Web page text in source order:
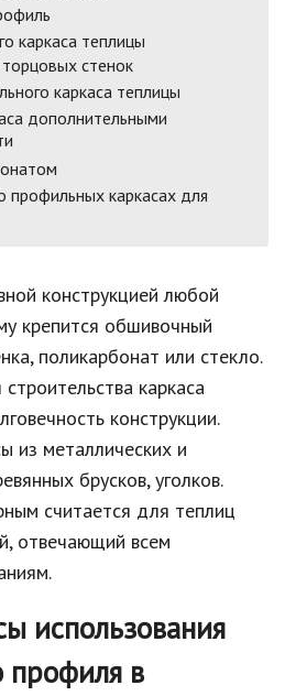
каркаса теплицы
стенок
каркаса теплицы
дополнительными
каркасах для
конструкцией любой
крепится обшивочный
поликарбонат или стекло.
каркаса
конструкции.
из металлических и
брусков, уголков.
считается для теплиц
отвечающий всем
использования
профиля в